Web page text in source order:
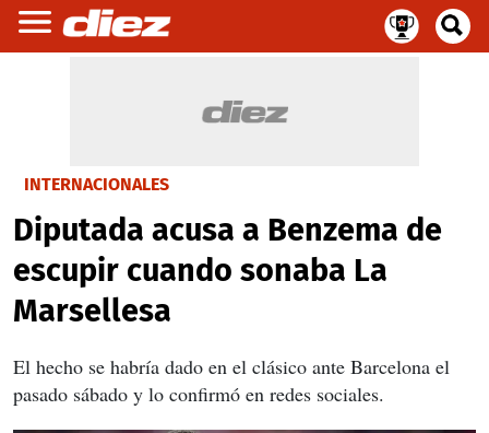
INTERNACIONALES
Diputada acusa a Benzema de
escupir cuando sonaba La
Marsellesa
El hecho se habría dado en el clásico ante Barcelona el
pasado sábado y lo confirmó en redes sociales.